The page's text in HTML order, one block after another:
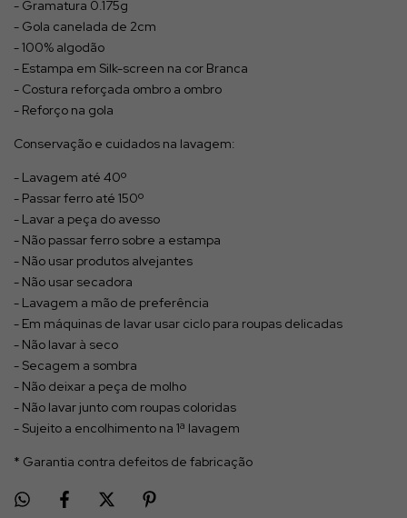
- Gramatura 0.175g
- Gola canelada de 2cm
- 100% algodão
- Estampa em Silk-screen na cor Branca
- Costura reforçada ombro a ombro
- Reforço na gola
Conservação e cuidados na lavagem:
- Lavagem até 40º
- Passar ferro até 150º
- Lavar a peça do avesso
- Não passar ferro sobre a estampa
- Não usar produtos alvejantes
- Não usar secadora
- Lavagem a mão de preferência
- Em máquinas de lavar usar ciclo para roupas delicadas
- Não lavar à seco
- Secagem a sombra
- Não deixar a peça de molho
- Não lavar junto com roupas coloridas
- Sujeito a encolhimento na 1ª lavagem
* Garantia contra defeitos de fabricação